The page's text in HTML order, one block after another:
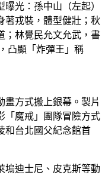
光：孫中山（左起）
著戎裝，體型健壯；秋
；林覺民允文允武，書
凸顯「炸彈王」稱
畫方式搬上銀幕。製片
「魔戒」團隊冒險方式
和台北國父紀念館首
塢迪士尼、皮克斯等動